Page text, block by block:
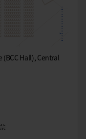
Hall), Central